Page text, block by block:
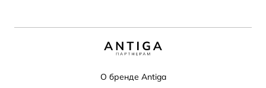
О бренде Antiga